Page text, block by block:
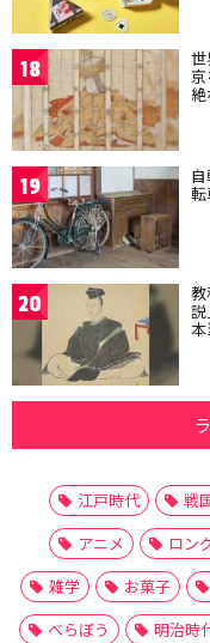
18
19
20
本
江戸時代 戦
アニメ
ロン
雑学
お菓子
べらぼう
明治時